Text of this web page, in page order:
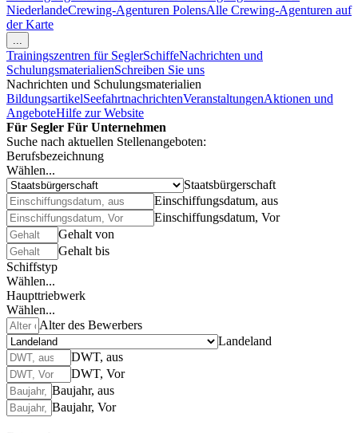
NiederlandeCrewing-Agenturen PolensAlle Crewing-Agenturen auf
der Karte
...
Trainingszentren für SeglerSchiffeNachrichten und
SchulungsmaterialienSchreiben Sie uns
Nachrichten und Schulungsmaterialien
BildungsartikelSeefahrtnachrichtenVeranstaltungenAktionen und
AngeboteHilfe zur Website
Für Segler Für Unternehmen
Suche nach aktuellen Stellenangeboten:
Berufsbezeichnung
Wählen...
Staatsbürgerschaft
Einschiffungsdatum, aus
Einschiffungsdatum, Vor
Gehalt von
Gehalt bis
Schiffstyp
Wählen...
Haupttriebwerk
Wählen...
Alter des Bewerbers
Landeland
DWT, aus
DWT, Vor
Baujahr, aus
Baujahr, Vor